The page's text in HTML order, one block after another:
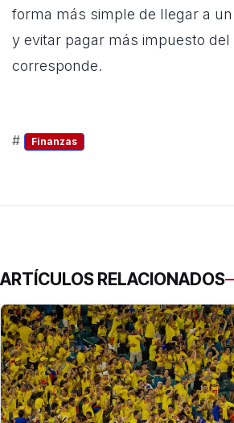
forma más simple de llegar a
y evitar pagar más impuesto del
corresponde.
# Finanzas
ARTÍCULOS RELACIONADOS